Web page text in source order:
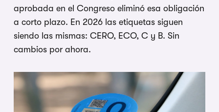
aprobada en el Congreso eliminó esa obligación
a corto plazo. En 2026 las etiquetas siguen
siendo las mismas: CERO, ECO, C y B. Sin
cambios por ahora.